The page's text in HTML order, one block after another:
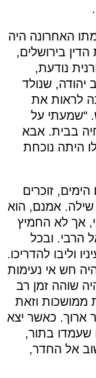
האחרונה היה
בירושלים,
נודעת,
יהודה, שנולד
לראות את
"שמעתי על
בבית. אבא
היתה נוכחת
זוכרים
שילה. אמנם, הוא
אך לא החמיץ
הרבי. ובכל
וליבו להדריכו.
חש אי נעימות
שוהה זמן רב
ממושכות וזאת
ארוך. כאשר יצא
שעמדו בתור,
אל החדר,